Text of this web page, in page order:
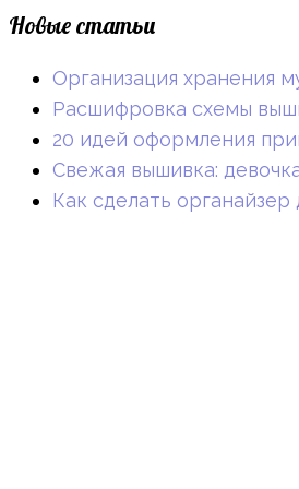
Новые статьи
Организация хранения
Расшифровка схемы
20 идей оформления
Свежая вышивка:
Как сделать